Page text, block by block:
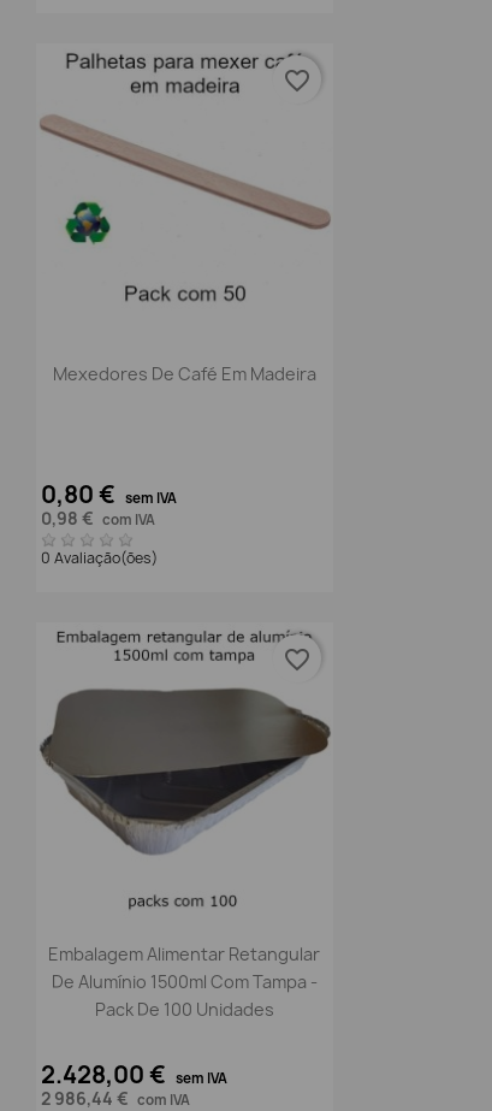
Vista rápida
Mexedores De Café Em Madeira
0,80 € sem IVA
0,98 € com IVA
0 Avaliação(ões)
favorite_border
Vista rápida
Embalagem Alimentar Retangular
De Alumínio 1500ml Com Tampa -
Pack De 100 Unidades
2.428,00 € sem IVA
2 986,44 € com IVA
favorite_border